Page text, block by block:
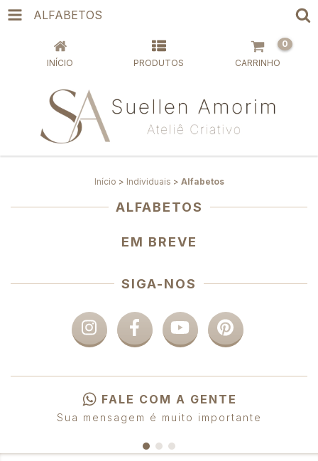
ALFABETOS
INÍCIO PRODUTOS CARRINHO
0
Início > Individuais > Alfabetos
ALFABETOS
EM BREVE
SIGA-NOS
FALE COM A GENTE
Sua mensagem é muito importante